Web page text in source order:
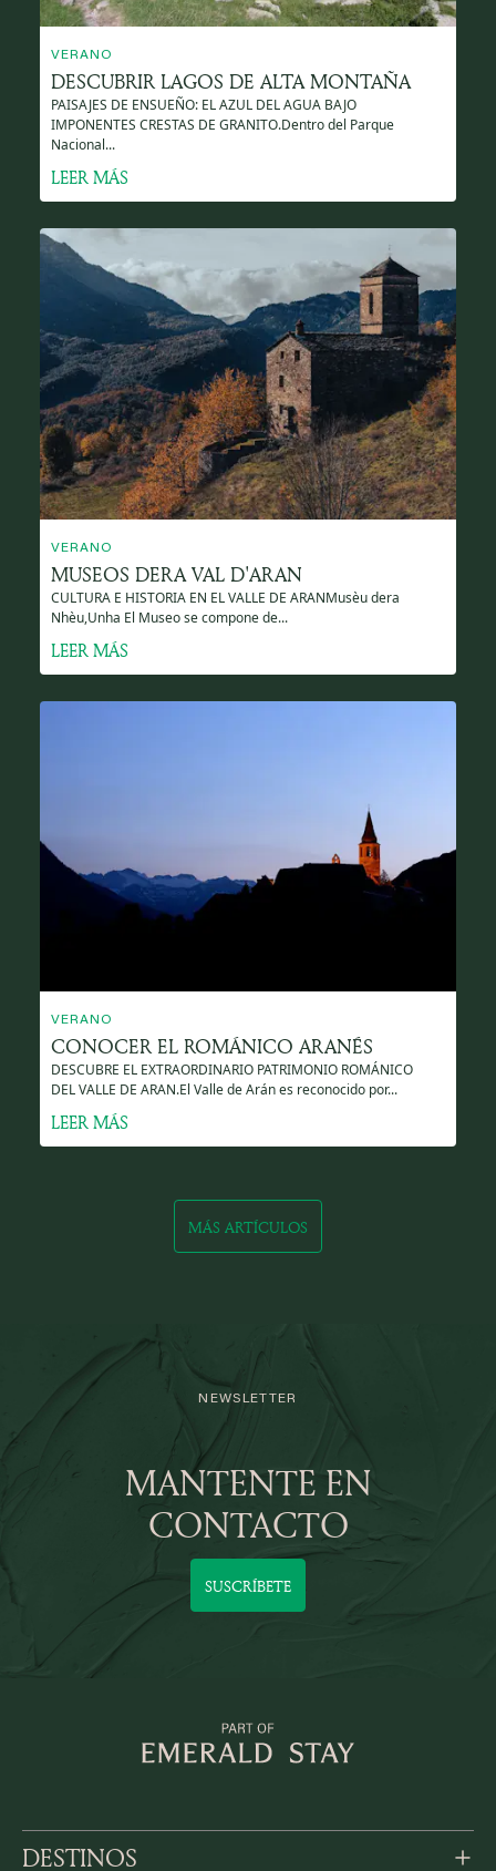
VERANO
DESCUBRIR LAGOS DE ALTA MONTAÑA
PAISAJES DE ENSUEÑO: EL AZUL DEL AGUA BAJO
IMPONENTES CRESTAS DE GRANITO.Dentro del Parque
Nacional...
LEER MÁS
VERANO
MUSEOS DERA VAL D'ARAN
CULTURA E HISTORIA EN EL VALLE DE ARANMusèu dera
Nhèu,Unha El Museo se compone de...
LEER MÁS
VERANO
CONOCER EL ROMÁNICO ARANÉS
DESCUBRE EL EXTRAORDINARIO PATRIMONIO ROMÁNICO
DEL VALLE DE ARAN.El Valle de Arán es reconocido por...
LEER MÁS
MÁS ARTÍCULOS
NEWSLETTER
MANTENTE EN
CONTACTO
SUSCRÍBETE
DESTINOS